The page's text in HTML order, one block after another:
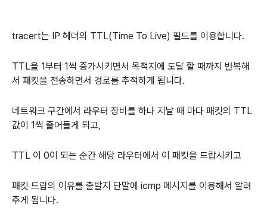
tracert는 IP 헤더의 TTL(Time To Live) 필드를 이용합니다.
TTL을 1부터 1씩 증가시키면서 목적지에 도달 할 때까지 반복해
서 패킷을 전송하면서 경로를 추적하게 됩니다.
네트워크 구간에서 라우터 장비를 하나 지날 때 마다 패킷의 TTL
값이 1씩 줄어들게 되고,
TTL 이 0이 되는 순간 해당 라우터에서 이 패킷을 드랍시키고
패킷 드랍의 이유를 출발지 단말에 icmp 메시지를 이용해서 알려
주게 됩니다.